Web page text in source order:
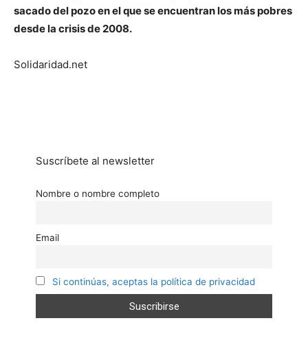
sacado del pozo en el que se encuentran los más pobres
desde la crisis de 2008.
Solidaridad.net
Suscríbete al newsletter
Nombre o nombre completo
Email
Si continúas, aceptas la política de privacidad